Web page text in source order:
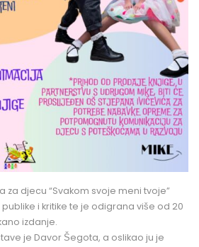
za djecu “Svakom svoje meni tvoje”
i kritike te je odigrana više od 20
izdanje.
je Davor Šegota, a oslikao ju je